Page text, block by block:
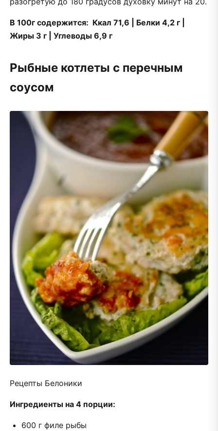
В 100г содержится: Ккал 71,6 | Белки 4,2 г |
Жиры 3 г | Углеводы 6,9 г
Рыбные котлеты с перечным
соусом
Рецепты Белоники
Ингредиенты на 4 порции:
600 г филе рыбы